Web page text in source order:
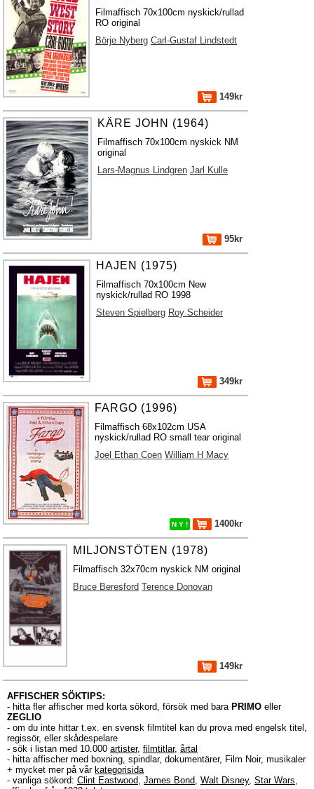
Filmaffisch 70x100cm nyskick/rullad
RO original
Börje Nyberg Carl-Gustaf Lindstedt
149kr
KÄRE JOHN (1964)
Filmaffisch 70x100cm nyskick NM
original
Lars-Magnus Lindgren Jarl Kulle
95kr
HAJEN (1975)
Filmaffisch 70x100cm New
nyskick/rullad RO 1998
Steven Spielberg Roy Scheider
349kr
FARGO (1996)
Filmaffisch 68x102cm USA
nyskick/rullad RO small tear original
Joel Ethan Coen William H Macy
N Y ! 1400kr
MILJONSTÖTEN (1978)
Filmaffisch 32x70cm nyskick NM original
Bruce Beresford Terence Donovan
149kr
AFFISCHER SÖKTIPS:
- hitta fler affischer med korta sökord, försök med bara PRIMO eller
ZEGLIO
- om du inte hittar t.ex. en svensk filmtitel kan du prova med engelsk titel,
regissör, eller skådespelare
- sök i listan med 10.000 artister, filmtitlar, årtal
- hitta affischer med boxning, spindlar, dokumentärer, Film Noir, musikaler
+ mycket mer på vår kategorisida
- vanliga sökord: Clint Eastwood, James Bond, Walt Disney, Star Wars,